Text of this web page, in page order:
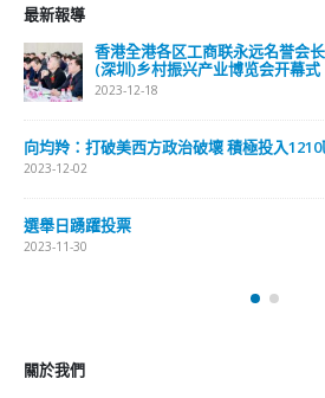
最新報導
香港全港各区工商联永远名誉会
2023-12-18
2023-12-02